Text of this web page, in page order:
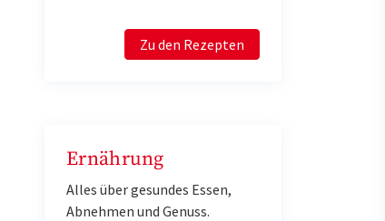
Zu den Rezepten
Ernährung
Alles über gesundes Essen,
Abnehmen und Genuss.